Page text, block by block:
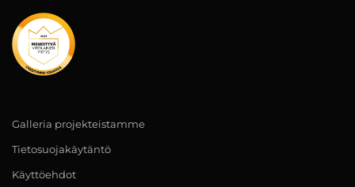
Galleria projekteistamme
Tietosuojakäytäntö
Käyttöehdot